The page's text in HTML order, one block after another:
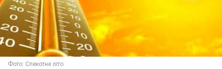
Фото: Спекотне літо